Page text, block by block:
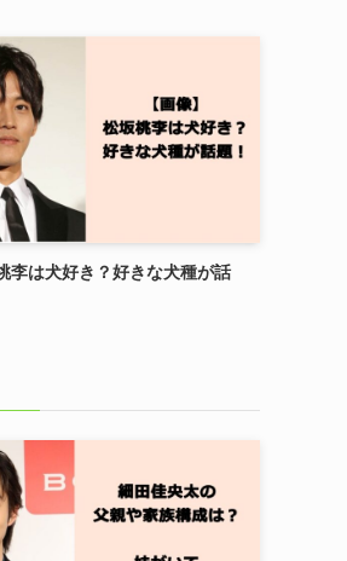
李は犬好き？好きな犬種が話